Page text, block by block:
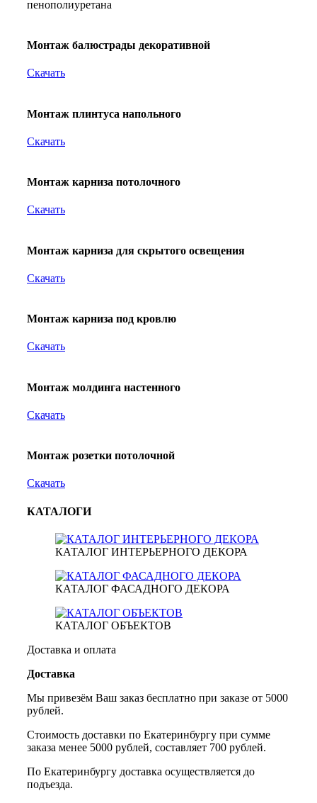
пенополиуретана
Монтаж балюстрады декоративной
Скачать
Монтаж плинтуса напольного
Скачать
Монтаж карниза потолочного
Скачать
Монтаж карниза для скрытого освещения
Скачать
Монтаж карниза под кровлю
Скачать
Монтаж молдинга настенного
Скачать
Монтаж розетки потолочной
Скачать
КАТАЛОГИ
КАТАЛОГ ИНТЕРЬЕРНОГО ДЕКОРА
КАТАЛОГ ФАСАДНОГО ДЕКОРА
КАТАЛОГ ОБЪЕКТОВ
Доставка и оплата
Доставка
Мы привезём Ваш заказ бесплатно при заказе от 5000
рублей.
Стоимость доставки по Екатеринбургу при сумме
заказа менее 5000 рублей, составляет 700 рублей.
По Екатеринбургу доставка осуществляется до
подъезда.